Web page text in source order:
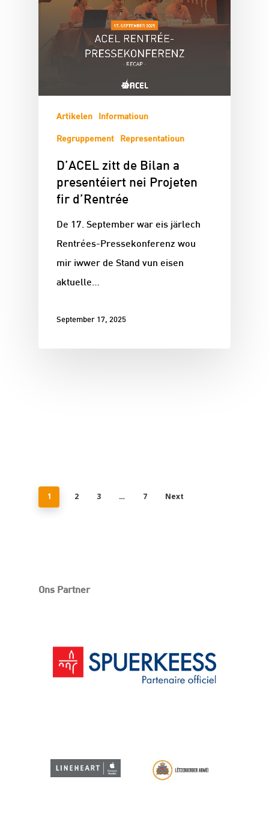
Artikelen Informatioun
Regruppement Representatioun
D’ACEL zitt de Bilan a
presentéiert nei Projeten
fir d’Rentrée
De 17. September war eis järlech
Rentrées-Pressekonferenz wou
mir iwwer de Stand vun eisen
aktuelle…
September 17, 2025
1 2 3 … 7 Next
Ons Partner